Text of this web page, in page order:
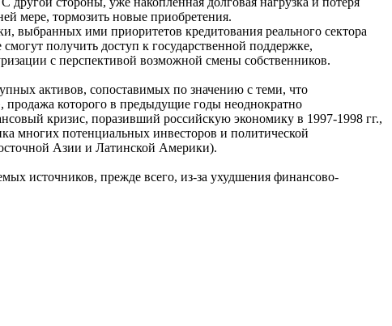
мере, тормозить новые приобретения.
выбранных ими приоритетов кредитования реального сектора
получить доступ к государственной поддержке,
с перспективой возможной смены собственников.
активов, сопоставимых по значению с теми, что
продажа которого в предыдущие годы неоднократно
кризис, поразивший российскую экономику в 1997-1998 гг.,
многих потенциальных инвесторов и политической
Азии и Латинской Америки).
источников, прежде всего, из-за ухудшения финансово-